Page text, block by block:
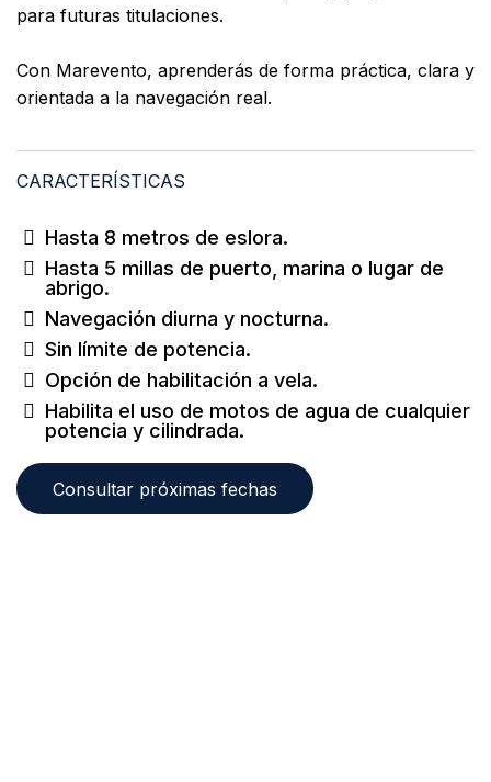
para futuras titulaciones.
Con Marevento, aprenderás de forma práctica, clara y
orientada a la navegación real.
CARACTERÍSTICAS
Hasta 8 metros de eslora.
Hasta 5 millas de puerto, marina o lugar de
abrigo.
Navegación diurna y nocturna.
Sin límite de potencia.
Opción de habilitación a vela.
Habilita el uso de motos de agua de cualquier
potencia y cilindrada.
Consultar próximas fechas